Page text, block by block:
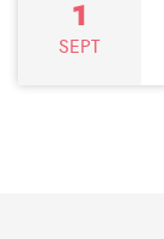
1
SEPTEMBRE